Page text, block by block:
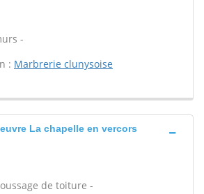
-
: Marbrerie clunysoise
La chapelle en vercors
de toiture -